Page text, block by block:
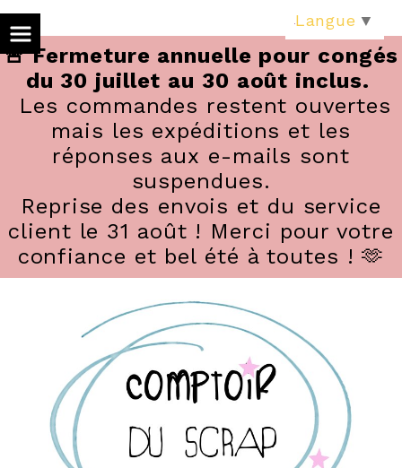
🚨 Fermeture annuelle pour congés
du 30 juillet au 30 août inclus.
Les commandes restent ouvertes
mais les expéditions et les
réponses aux e-mails sont
suspendues.
Reprise des envois et du service
client le 31 août ! Merci pour votre
confiance et bel été à toutes ! 🫶
Langue ▼